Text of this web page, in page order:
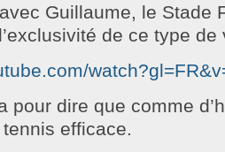
Guillaume, le Stade
de ce type de
pour dire que comme
efficace.